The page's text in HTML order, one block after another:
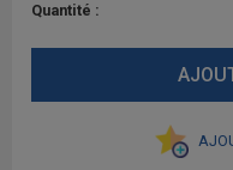
Quantité :